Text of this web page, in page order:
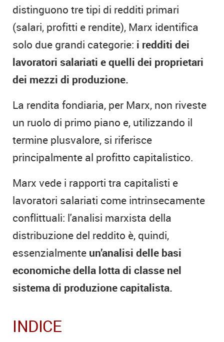
distinguono tre tipi di redditi primari
(salari, profitti e rendite), Marx identifica
solo due grandi categorie: i redditi dei
lavoratori salariati e quelli dei proprietari
dei mezzi di produzione.
La rendita fondiaria, per Marx, non riveste
un ruolo di primo piano e, utilizzando il
termine plusvalore, si riferisce
principalmente al profitto capitalistico.
Marx vede i rapporti tra capitalisti e
lavoratori salariati come intrinsecamente
conflittuali: l'analisi marxista della
distribuzione del reddito è, quindi,
essenzialmente un’analisi delle basi
economiche della lotta di classe nel
sistema di produzione capitalista.
INDICE